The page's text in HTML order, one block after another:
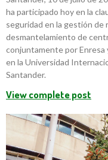
ha participado hoy en la
seguridad en la gestión de
desmantelamiento de
conjuntamente por Enresa
en la Universidad
Santander.
View complete post